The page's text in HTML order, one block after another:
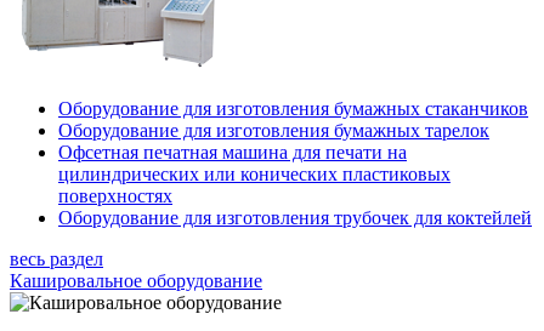
Оборудование для изготовления бумажных стаканчиков
Оборудование для изготовления бумажных тарелок
Офсетная печатная машина для печати на
цилиндрических или конических пластиковых
поверхностях
Оборудование для изготовления трубочек для коктейлей
весь раздел
Кашировальное оборудование